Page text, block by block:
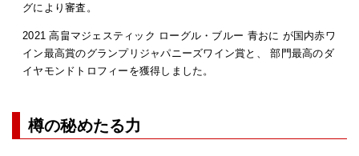
グにより審査。
2021 高畠マジェスティック ローグル・ブルー 青おに が国内赤ワ
イン最高賞のグランプリジャパニーズワイン賞と、 部門最高のダ
イヤモンドトロフィーを獲得しました。
樽の秘めたる力